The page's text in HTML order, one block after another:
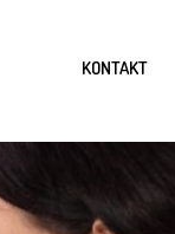
KONTAKT